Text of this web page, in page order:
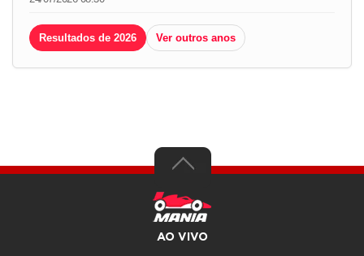
Resultados de 2026 Ver outros anos
AO VIVO